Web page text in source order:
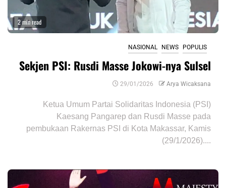
2 min read
NASIONAL NEWS POPULIS
Sekjen PSI: Rusdi Masse Jokowi-nya Sulsel
29/01/2026 Arya Wicaksana
Ketua Umum Partai Solidaritas Indonesia (PSI)
Kaesang Pangarep dan Rusdi Masse pada
pembukaan Rakernas PSI di Kota Makassar, Kamis
(29/1/2026)....